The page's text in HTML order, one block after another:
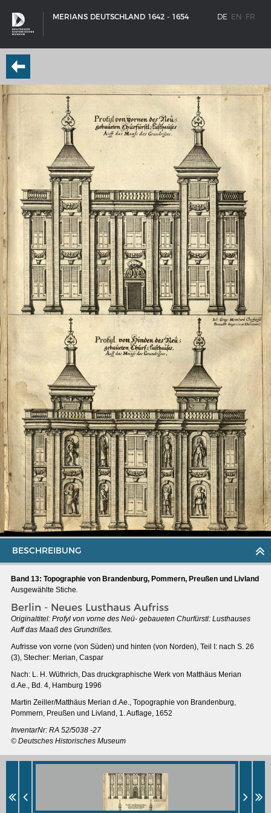
MERIANS DEUTSCHLAND 1642 - 1654 DE EN FR
SCHIFFSTYPEN
Entwicklungen im europäischen Schiffbau
MERIANS DEUTSCHLAND 1642 - 1654
Interaktive Karte
Bildergalerie Topographia Germaniae
Impressum
Details der historischen Rheinkarte
Deutsch-französische Geschichte am Rhein
BESCHREIBUNG
Band 13: Topographie von Brandenburg, Pommern, Preußen und Livland
Ausgewählte Stiche.
Berlin - Neues Lusthaus Aufriss
Originaltitel: Profyl von vorne des Neü- gebaueten Churfürstl: Lusthauses
Auff das Maaß des Grundrißes.
Aufrisse von vorne (von Süden) und hinten (von Norden), Teil I: nach S. 26
(3), Stecher: Merian, Caspar
Nach: L. H. Wüthrich, Das druckgraphische Werk von Matthäus Merian
d.Ae., Bd. 4, Hamburg 1996
Martin Zeiller/Matthäus Merian d.Ae., Topographie von Brandenburg,
Pommern, Preußen und Livland, 1. Auflage, 1652
InventarNr: RA 52/5038 -27
© Deutsches Historisches Museum